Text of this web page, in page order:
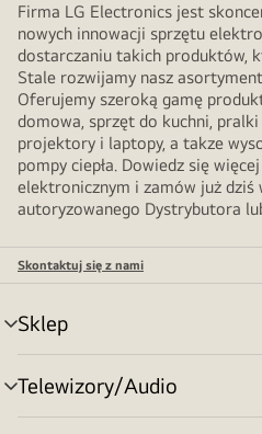
Firma LG Electronics jest
nowych innowacji sprzętu
dostarczaniu takich produktów,
Stale rozwijamy nasz
Oferujemy szeroką gamę
domowa, sprzęt do kuchni,
projektory i laptopy, a takze
pompy ciepła. Dowiedz się
elektronicznym i zamów już dziś
autoryzowanego Dystrybutora
Skontaktuj się z nami
Sklep
Przełącznik
menu
Telewizory/Audio
Przełącznik
menu